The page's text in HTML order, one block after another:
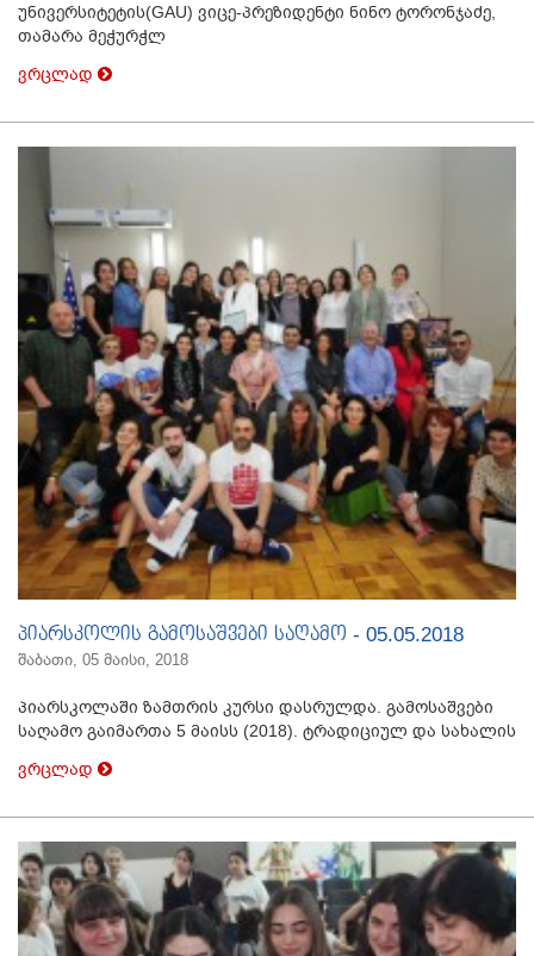
უნივერსიტეტის(GAU) ვიცე-პრეზიდენტი ნინო ტორონჯაძე,
თამარა მეჭურჭლ
ვრცლად
პიარსკოლის გამოსაშვები საღამო - 05.05.2018
შაბათი, 05 მაისი, 2018
პიარსკოლაში ზამთრის კურსი დასრულდა. გამოსაშვები
საღამო გაიმართა 5 მაისს (2018). ტრადიციულ და სახალის
ვრცლად